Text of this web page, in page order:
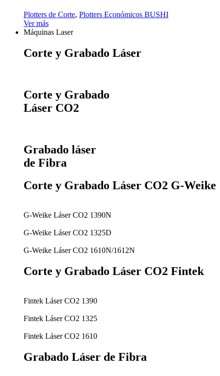
Plotters de Corte, Plotters Económicos BUSHI
Ver más
Máquinas Laser
Corte y Grabado Láser
Corte y Grabado
Láser CO2
Grabado láser
de Fibra
Corte y Grabado Láser CO2 G-Weike
G-Weike Láser CO2 1390N
G-Weike Láser CO2 1325D
G-Weike Láser CO2 1610N/1612N
Corte y Grabado Láser CO2 Fintek
Fintek Láser CO2 1390
Fintek Láser CO2 1325
Fintek Láser CO2 1610
Grabado Láser de Fibra